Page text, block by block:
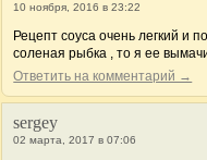
10 ноября, 2016 в 23:22
Рецепт соуса очень легкий и
соленая рыбка , то я ее
Ответить на комментарий →
sergey
02 марта, 2017 в 07:06